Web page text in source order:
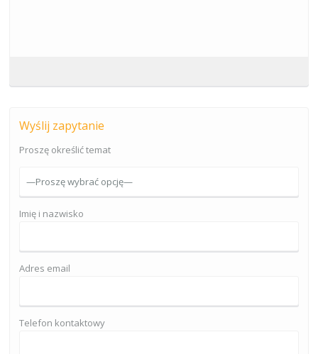
Wyślij zapytanie
Proszę określić temat
Imię i nazwisko
Adres email
Telefon kontaktowy